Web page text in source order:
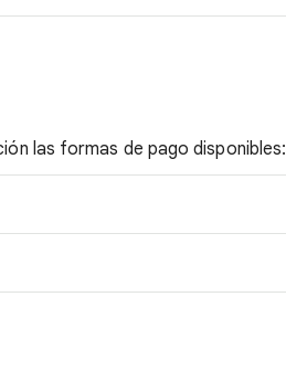
las formas de pago disponibles: